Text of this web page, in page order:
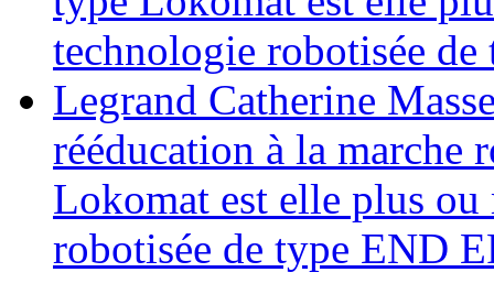
technologie robotisée
Legrand Catherine
rééducation à la marche
Lokomat est elle plus
robotisée de type END